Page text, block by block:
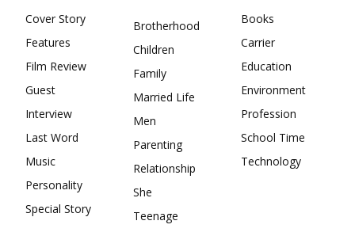
Cover Story
Features
Film Review
Guest
Interview
Last Word
Music
Personality
Special Story
Brotherhood
Children
Family
Married Life
Men
Parenting
Relationship
She
Teenage
Books
Carrier
Education
Environment
Profession
School Time
Technology